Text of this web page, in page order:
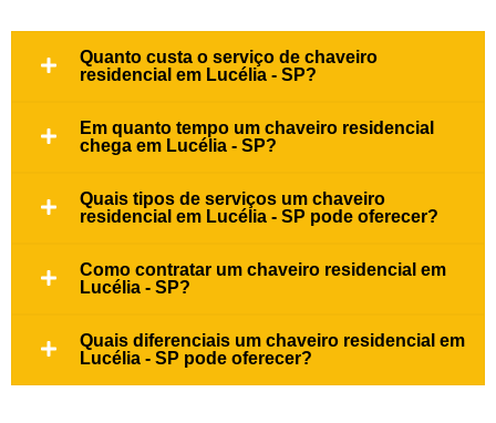
Quanto custa o serviço de chaveiro
residencial em Lucélia - SP?
Em quanto tempo um chaveiro residencial
chega em Lucélia - SP?
Quais tipos de serviços um chaveiro
residencial em Lucélia - SP pode oferecer?
Como contratar um chaveiro residencial em
Lucélia - SP?
Quais diferenciais um chaveiro residencial em
Lucélia - SP pode oferecer?